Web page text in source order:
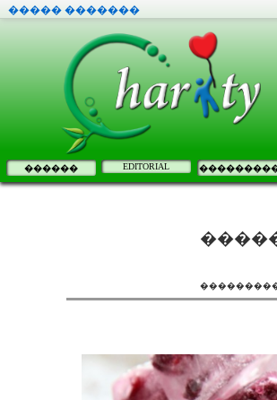
����� �������
������ EDITORIAL